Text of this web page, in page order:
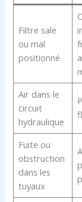
Filtre sale
ou mal
positionné
Air dans le
circuit
hydraulique
Fuite ou
obstruction
dans les
tuyaux